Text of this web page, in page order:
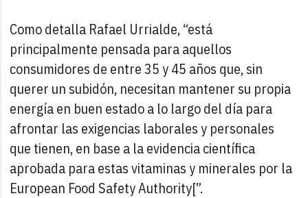
Como detalla Rafael Urrialde, “está
principalmente pensada para aquellos
consumidores de entre 35 y 45 años que, sin
querer un subidón, necesitan mantener su propia
energía en buen estado a lo largo del día para
afrontar las exigencias laborales y personales
que tienen, en base a la evidencia científica
aprobada para estas vitaminas y minerales por la
European Food Safety Authority[”.